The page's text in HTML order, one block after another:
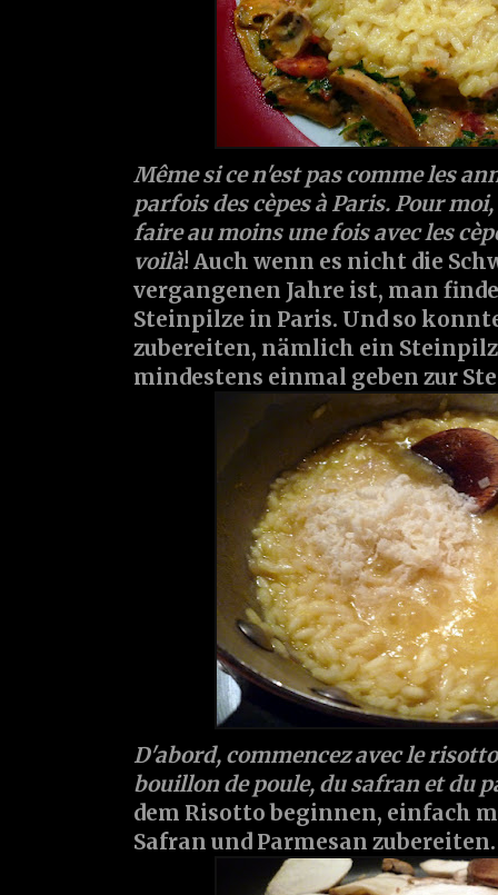
Même si ce n'est pas comme les
parfois des cèpes à Paris. Pour
faire au moins une fois avec les
voilà! Auch wenn es nicht die
vergangenen Jahre ist, man
Steinpilze in Paris. Und so
zubereiten, nämlich ein
mindestens einmal geben zur
D'abord, commencez avec le
bouillon de poule, du safran et du
dem Risotto beginnen, einfach
Safran und Parmesan zubereiten.